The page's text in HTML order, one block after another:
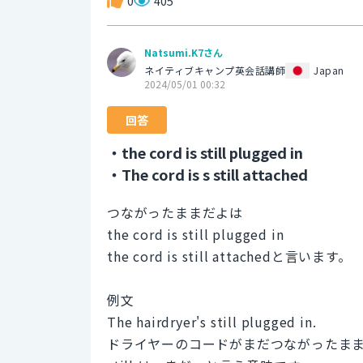
Natsumi.K7さん
ネイティブキャンプ英会話講師
Japan
2024/05/01 00:32
回答
・the cord is still plugged in
・The cord is s still attached
つながったままだよは
the cord is still plugged in
the cord is still attachedと言います。
例文
The hairdryer's still plugged in.
ドライヤーのコードがまだつながったま